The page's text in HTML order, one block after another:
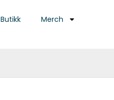
Butikk Merch